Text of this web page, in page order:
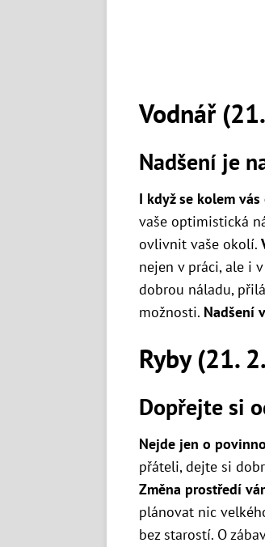
Vodnář
Nadšení je
I když se kolem
vaše optimistická
ovlivnit vaše okolí.
nejen v práci, ale i
dobrou náladu,
možnosti. Nadšení
Ryby (21.
Dopřejte si
Nejde jen o
přáteli, dejte si
Změna prostředí
plánovat nic
bez starostí. O